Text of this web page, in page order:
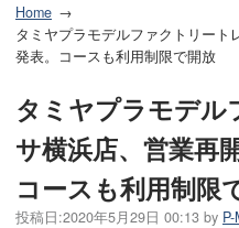
Home
タミヤプラモデルファクトリート
発表。コースも利用制限で開放
タミヤプラモデル
サ横浜店、営業再
コースも利用制限
投稿日:2020年5月29日 00:13 by P-